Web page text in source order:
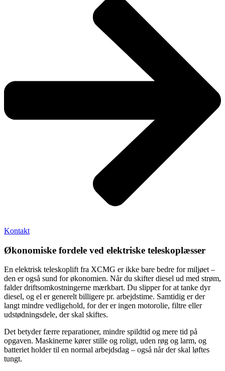
Kontakt
Økonomiske fordele ved elektriske teleskoplæsser
En elektrisk teleskoplift fra XCMG er ikke bare bedre for miljøet –
den er også sund for økonomien. Når du skifter diesel ud med strøm,
falder driftsomkostningerne mærkbart. Du slipper for at tanke dyr
diesel, og el er generelt billigere pr. arbejdstime. Samtidig er der
langt mindre vedligehold, for der er ingen motorolie, filtre eller
udstødningsdele, der skal skiftes.
Det betyder færre reparationer, mindre spildtid og mere tid på
opgaven. Maskinerne kører stille og roligt, uden røg og larm, og
batteriet holder til en normal arbejdsdag – også når der skal løftes
tungt.